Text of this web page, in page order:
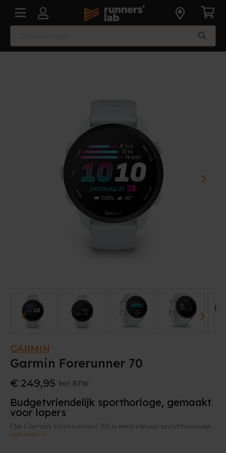
GARMIN
Garmin Forerunner 70
€ 249,95 Incl. BTW
Budgetvriendelijk sporthorloge, gemaakt
voor lopers
De Garmin Forerunner 70 is een ideaal sporthorloge
voor lopers. Hij is gebruiksvriendelijk en budgetproof
Lees meer